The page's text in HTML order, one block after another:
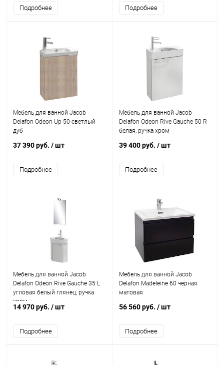
Подробнее Подробнее
Мебель для ванной Jacob
Delafon Odeon Up 50 светлый
дуб
37 390 руб. / шт
Подробнее
Мебель для ванной Jacob
Delafon Odeon Rive Gauche 50 R
белая, ручка хром
39 400 руб. / шт
Подробнее
Мебель для ванной Jacob
Delafon Odeon Rive Gauche 35 L
угловая белый глянец, ручка
хром
14 970 руб. / шт
Подробнее
Мебель для ванной Jacob
Delafon Madeleine 60 черная
матовая
56 560 руб. / шт
Подробнее